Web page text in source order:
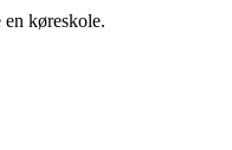
køreskole.